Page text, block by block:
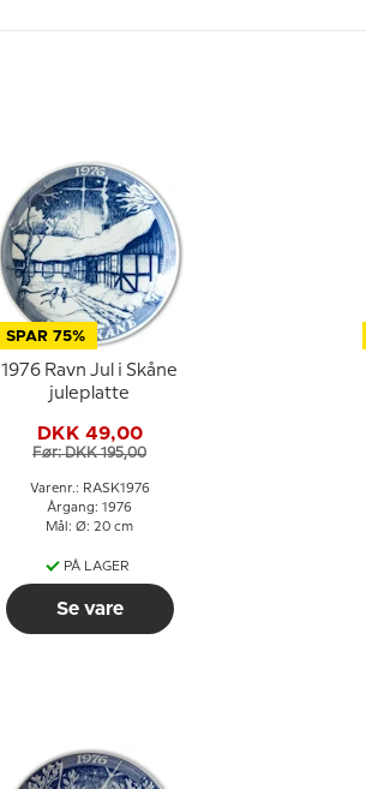
SPAR 75%
1976 Ravn Jul i Skåne
juleplatte
DKK 49,00
Før: DKK 195,00
Varenr.: RASK1976
Årgang: 1976
Mål: Ø: 20 cm
PÅ LAGER
Se vare